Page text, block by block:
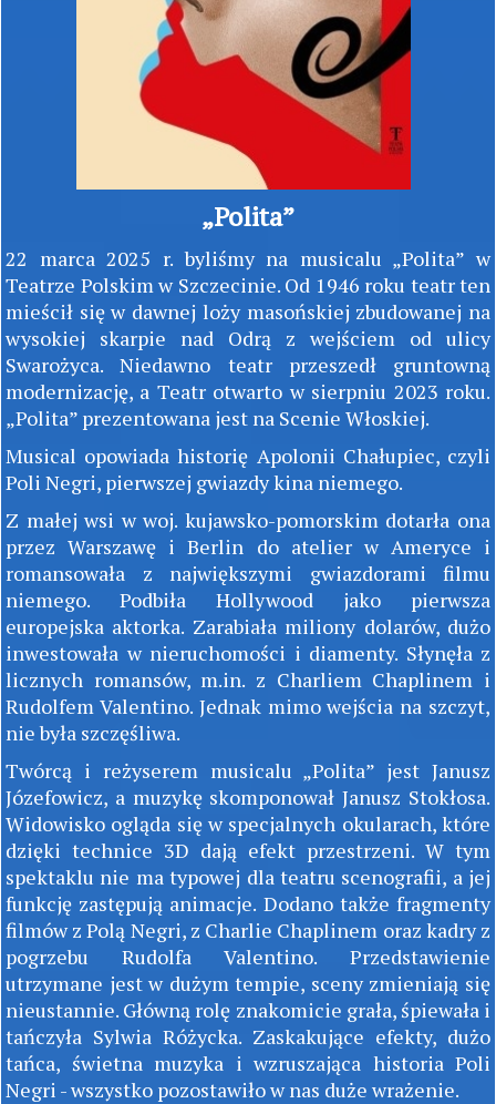
„Polita”
22 marca 2025 r. byliśmy na musicalu „Polita” w
Teatrze Polskim w Szczecinie. Od 1946 roku teatr ten
mieścił się w dawnej loży masońskiej zbudowanej na
wysokiej skarpie nad Odrą z wejściem od ulicy
Swarożyca. Niedawno teatr przeszedł gruntowną
modernizację, a Teatr otwarto w sierpniu 2023 roku.
„Polita” prezentowana jest na Scenie Włoskiej.
Musical opowiada historię Apolonii Chałupiec, czyli
Poli Negri, pierwszej gwiazdy kina niemego.
Z małej wsi w woj. kujawsko-pomorskim dotarła ona
przez Warszawę i Berlin do atelier w Ameryce i
romansowała z największymi gwiazdorami filmu
niemego. Podbiła Hollywood jako pierwsza
europejska aktorka. Zarabiała miliony dolarów, dużo
inwestowała w nieruchomości i diamenty. Słynęła z
licznych romansów, m.in. z Charliem Chaplinem i
Rudolfem Valentino. Jednak mimo wejścia na szczyt,
nie była szczęśliwa.
Twórcą i reżyserem musicalu „Polita” jest Janusz
Józefowicz, a muzykę skomponował Janusz Stokłosa.
Widowisko ogląda się w specjalnych okularach, które
dzięki technice 3D dają efekt przestrzeni. W tym
spektaklu nie ma typowej dla teatru scenografii, a jej
funkcję zastępują animacje. Dodano także fragmenty
filmów z Polą Negri, z Charlie Chaplinem oraz kadry z
pogrzebu Rudolfa Valentino. Przedstawienie
utrzymane jest w dużym tempie, sceny zmieniają się
nieustannie. Główną rolę znakomicie grała, śpiewała i
tańczyła Sylwia Różycka. Zaskakujące efekty, dużo
tańca, świetna muzyka i wzruszająca historia Poli
Negri - wszystko pozostawiło w nas duże wrażenie.